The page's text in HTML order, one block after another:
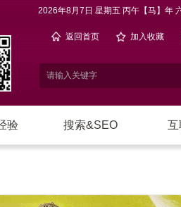
2026年8月7日 星期五 丙午【马】年
返回首页 加入收藏
验 搜索&SEO 互